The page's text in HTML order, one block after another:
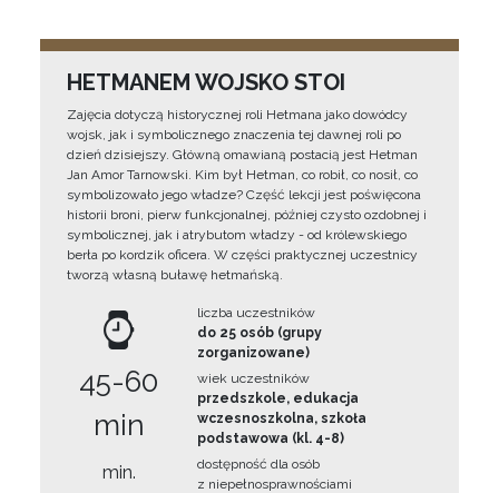
HETMANEM WOJSKO STOI
Zajęcia dotyczą historycznej roli Hetmana jako dowódcy
wojsk, jak i symbolicznego znaczenia tej dawnej roli po
dzień dzisiejszy. Główną omawianą postacią jest Hetman
Jan Amor Tarnowski. Kim był Hetman, co robił, co nosił, co
symbolizowało jego władze? Część lekcji jest poświęcona
historii broni, pierw funkcjonalnej, później czysto ozdobnej i
symbolicznej, jak i atrybutom władzy - od królewskiego
berła po kordzik oficera. W części praktycznej uczestnicy
tworzą własną buławę hetmańską.
45-60
min
min.
liczba uczestników
do 25 osób (grupy
zorganizowane)
wiek uczestników
przedszkole, edukacja
wczesnoszkolna, szkoła
podstawowa (kl. 4-8)
dostępność dla osób
z niepełnosprawnościami